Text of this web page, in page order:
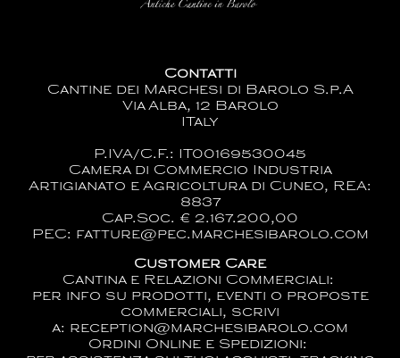
Contatti
Cantine dei Marchesi di Barolo S.p.A
Via Alba, 12 Barolo
ITaly
P.IVA/C.F.: IT00169530045
Camera di Commercio Industria
Artigianato e Agricoltura di Cuneo, REA:
8837
Cap.Soc. € 2.167.200,00
PEC: fatture@pec.marchesibarolo.com
Customer Care
Cantina e Relazioni Commerciali:
per info su prodotti, eventi o proposte
commerciali, scrivi
a: reception@marchesibarolo.com
Ordini Online e Spedizioni: